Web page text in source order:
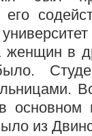
женщин в
из